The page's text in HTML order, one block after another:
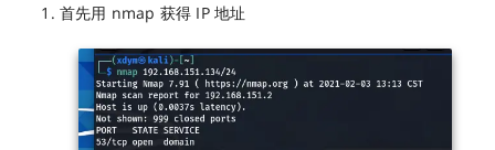
首先用 nmap 获得 IP 地址